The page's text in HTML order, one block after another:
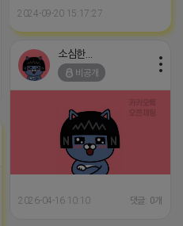
2024-09-20 15:17:27
소심한 네오
비공개
2026-04-16 10:10 댓글: 0개